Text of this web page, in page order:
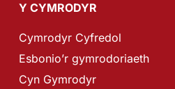
Y CYMRODYR
Cymrodyr Cyfredol
Esbonio’r gymrodoriaeth
Cyn Gymrodyr